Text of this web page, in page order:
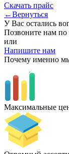
Скачать прайс
←Вернуться
У Вас остались
Позвоните нам по
или
Напишите нам
Почему именно
Максимальные